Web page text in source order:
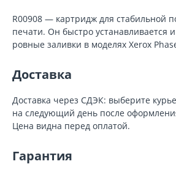
R00908 — картридж для стабильной
печати. Он быстро устанавливается
ровные заливки в моделях Xerox
Доставка
Доставка через СДЭК: выберите
на следующий день после
Цена видна перед оплатой.
Гарантия